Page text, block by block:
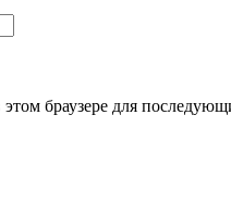
браузере для